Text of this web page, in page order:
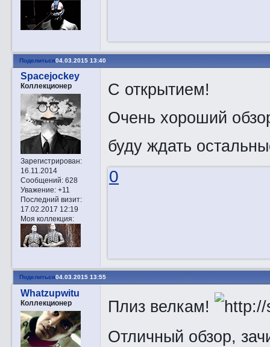
Поделиться04.03.2015 13:40
Spacejockey
Коллекционер
Зарегистрирован:
16.11.2014
Сообщений:628
Уважение: +11
Последний визит:
17.02.2017 12:19
Моя коллекция:
С открытием!
Очень хороший
буду ждать
0
Поделиться04.03.2015 13:55
Whatzupwitu
Коллекционер
Плиз велкам!
Отличный обзор,